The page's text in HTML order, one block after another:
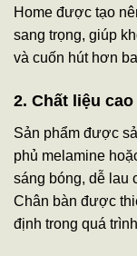
Home được tạo
sang trọng, giúp
và cuốn hút hơn
2. Chất liệu
Sản phẩm được
phủ melamine
sáng bóng, dễ lau
Chân bàn được
định trong quá